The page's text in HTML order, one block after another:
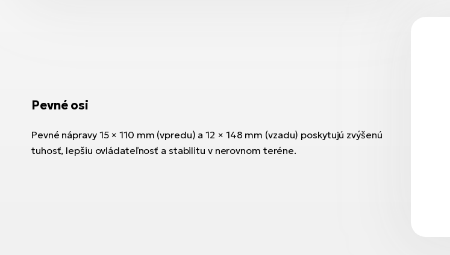
Pevné osi
Pevné nápravy 15 × 110 mm (vpredu) a 12 × 148 mm (vzadu) poskytujú zvýšenú
tuhosť, lepšiu ovládateľnosť a stabilitu v nerovnom teréne.